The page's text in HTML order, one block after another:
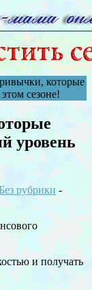
которые
сезоне!
уровень
рубрики -
и получать